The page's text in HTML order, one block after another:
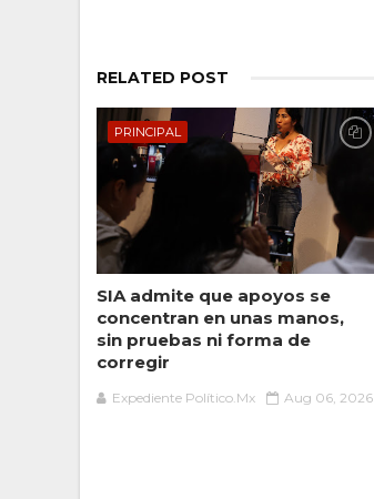
RELATED POST
PRINCIPAL
SIA admite que apoyos se
concentran en unas manos,
sin pruebas ni forma de
corregir
Expediente Político.Mx Aug 06, 2026